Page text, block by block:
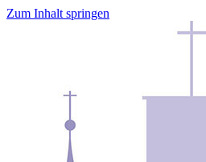
Zum Inhalt springen